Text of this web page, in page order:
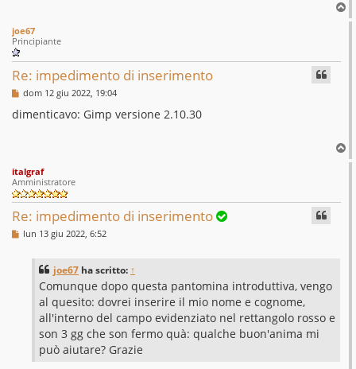
o
joe67
Principiante
Re: impedimento di inserimento
M
s
s
o
dom 12 giu 2022, 19:04
dimenticavo: Gimp versione 2.10.30
o
italgraf
Amministratore
Re: impedimento di inserimento
Mlun 13 giu 2022, 6:52
joe67 ha scritto: ↑
Comunque dopo questa pantomina introduttiva, vengo
al quesito: dovrei inserire il mio nome e cognome,
all'interno del campo evidenziato nel rettangolo rosso e
son 3 gg che son fermo quà: qualche buon'anima mi
può aiutare? Grazie